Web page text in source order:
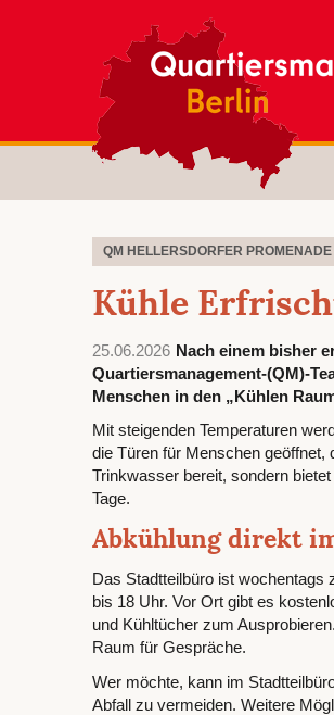
QM HELLERSDORFER PROMENADE
Kühle
25.06.2026 Nach einem bisher
Quartiersmanagement-(QM)-
Menschen in den „Kühlen
Mit steigenden Temperaturen
die Türen für Menschen
Trinkwasser bereit, sondern
Tage.
Abkühlung direkt
Das Stadtteilbüro ist wochentags
bis 18 Uhr. Vor Ort gibt es
und Kühltücher zum
Raum für Gespräche.
Wer möchte, kann im
Abfall zu vermeiden. Weitere